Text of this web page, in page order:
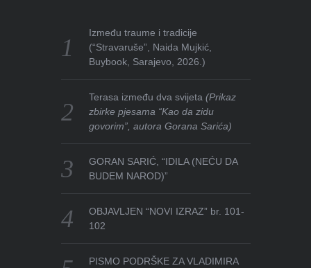
Između traume i tradicije
(“Stravaruše”, Naida Mujkić,
Buybook, Sarajevo, 2026.)
Terasa između dva svijeta(Prikaz
zbirke pjesama “Kao da zidu
govorim”, autora Gorana Sarića)
GORAN SARIĆ, “IDILA (NEĆU DA
BUDEM NAROD)”
OBJAVLJEN “NOVI IZRAZ” br. 101-
102
PISMO PODRŠKE ZA VLADIMIRA